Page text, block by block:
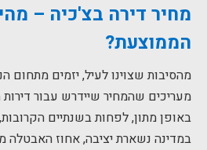
מחיר דירה בצ'כיה –
הממוצעת?
מהסיבות שצוינו לעיל, יזמים מתחום
מעריכים שהמחיר שיידרש עבור
באופן מתון, לפחות בשנתיים
במדינה נשארת יציבה, אחוז האבטלה